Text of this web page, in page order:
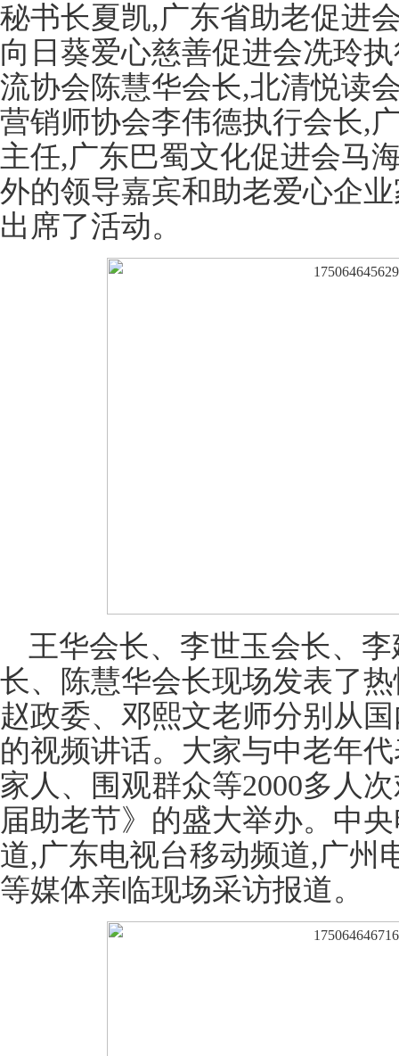
秘书长夏凯,广东省助老促进
向日葵爱心慈善促进会冼玲
流协会陈慧华会长,北清悦读
营销师协会李伟德执行会长,
主任,广东巴蜀文化促进会马
外的领导嘉宾和助老爱心企
出席了活动。
王华会长、李世玉会长、
长、陈慧华会长现场发表了
赵政委、邓熙文老师分别从
的视频讲话。大家与中老年
家人、围观群众等2000多人
届助老节》的盛大举办。中
道,广东电视台移动频道,广州
等媒体亲临现场采访报道。